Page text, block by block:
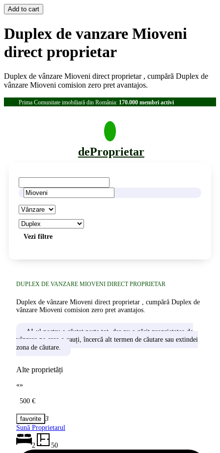
Duplex de vanzare Mioveni
direct proprietar
Duplex de vânzare Mioveni direct proprietar , cumpără Duplex de
vânzare Mioveni comision zero pret avantajos.
Prima Comunitate imobiliară din România: 170.000 membri activi
deProprietar
Vezi filtre
DUPLEX DE VANZARE MIOVENI DIRECT PROPRIETAR
Duplex de vânzare Mioveni direct proprietar , cumpără Duplex de
vânzare Mioveni comision zero pret avantajos.
AI-ul nostru a căutat peste tot, dar nu a găsit proprietatea de
vânzare pe care o cauți, încercă alt termen de căutare sau extindei
zona de căutare.
Alte proprietăți
«»
500 €
3
Sună Proprietarul
2 50